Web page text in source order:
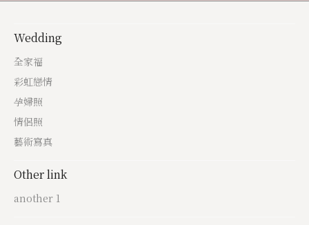
Wedding
全家福
彩虹戀情
孕婦照
情侶照
藝術寫真
Other link
another 1